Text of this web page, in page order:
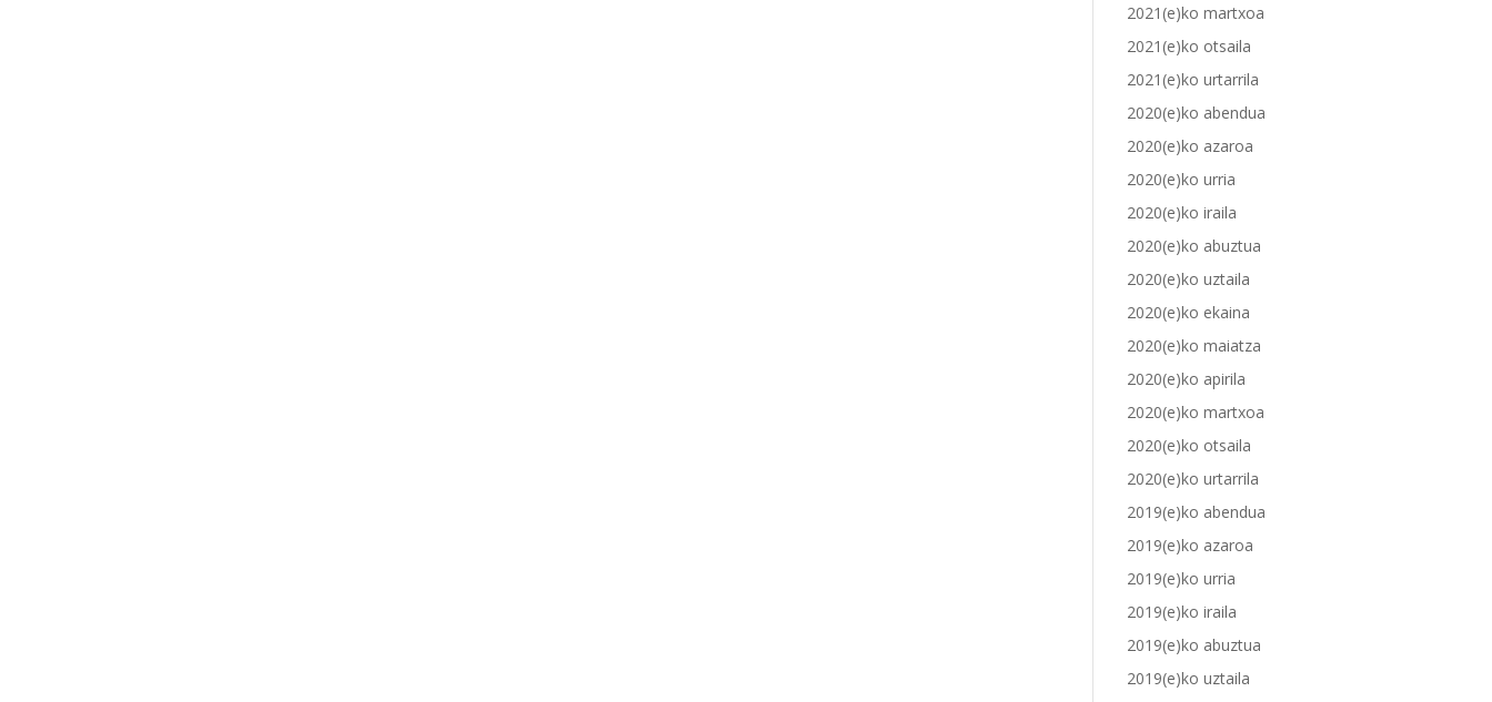
2021(e)ko martxoa
2021(e)ko otsaila
2021(e)ko urtarrila
2020(e)ko abendua
2020(e)ko azaroa
2020(e)ko urria
2020(e)ko iraila
2020(e)ko abuztua
2020(e)ko uztaila
2020(e)ko ekaina
2020(e)ko maiatza
2020(e)ko apirila
2020(e)ko martxoa
2020(e)ko otsaila
2020(e)ko urtarrila
2019(e)ko abendua
2019(e)ko azaroa
2019(e)ko urria
2019(e)ko iraila
2019(e)ko abuztua
2019(e)ko uztaila